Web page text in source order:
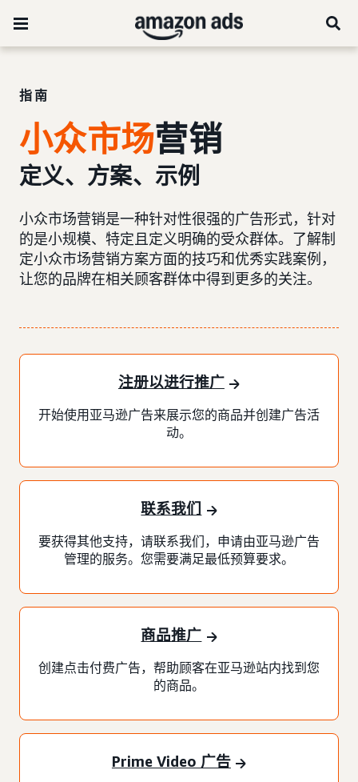
指南
小众市场营销
定义、方案、示例
小众市场营销是一种针对性很强的广告形式，针对
的是小规模、特定且定义明确的受众群体。了解制
定小众市场营销方案方面的技巧和优秀实践案例，
让您的品牌在相关顾客群体中得到更多的关注。
注册以进行推广
开始使用亚马逊广告来展示您的商品并创建广告活
动。
联系我们
要获得其他支持，请联系我们，申请由亚马逊广告
管理的服务。您需要满足最低预算要求。
商品推广
创建点击付费广告，帮助顾客在亚马逊站内找到您
的商品。
Prime Video 广告